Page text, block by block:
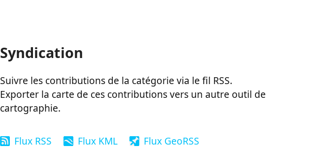
Syndication
Suivre les contributions de la catégorie via le fil RSS.
Exporter la carte de ces contributions vers un autre outil de
cartographie.
Flux RSS Flux KML Flux GeoRSS